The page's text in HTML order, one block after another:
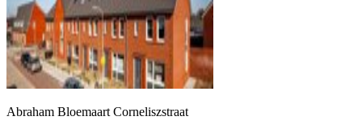
Abraham Bloemaart Corneliszstraat